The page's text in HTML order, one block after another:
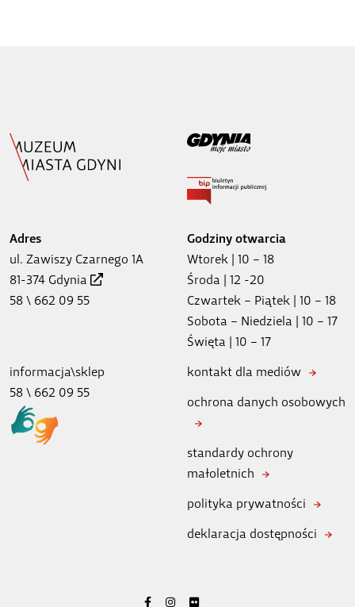
Adres
ul. Zawiszy Czarnego 1A
81-374 Gdynia
58 \ 662 09 55
Godziny otwarcia
Wtorek | 10 – 18
Środa | 12 -20
Czwartek – Piątek | 10 – 18
Sobota – Niedziela | 10 – 17
Święta | 10 – 17
informacja\sklep
58 \ 662 09 55
kontakt dla mediów
ochrona danych osobowych
standardy ochrony
małoletnich
polityka prywatności
deklaracja dostępności